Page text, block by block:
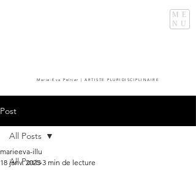
ME
NU
Marie-Eva Peltier | ARTISTE PLURIDISCIPLINAIRE
Post
All Posts
All Posts
marieeva-illu
18 janv. 2025 3 min de lecture